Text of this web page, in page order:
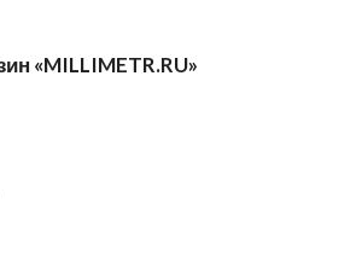
«MILLIMETR.RU»